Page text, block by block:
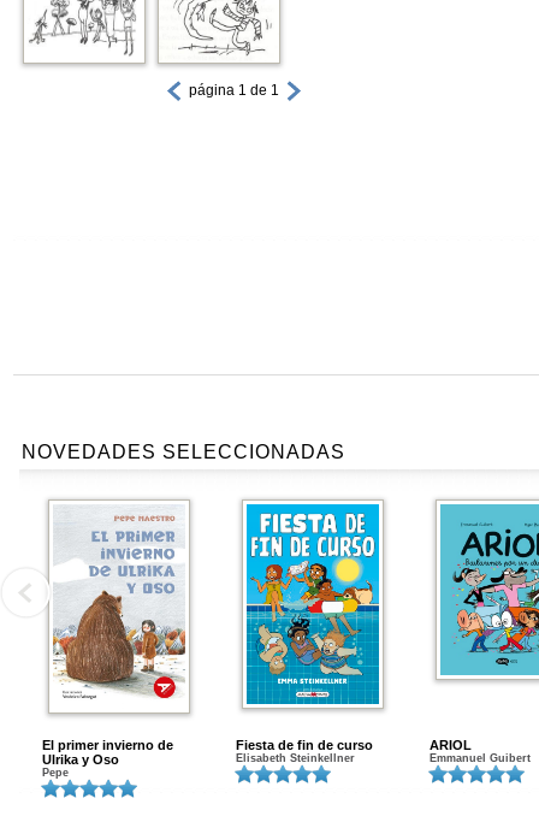
página 1 de 1
NOVEDADES SELECCIONADAS
El primer invierno de
Ulrika y Oso
Pepe
Fiesta de fin de curso
Elisabeth Steinkellner
ARIOL
Emmanuel Guibert